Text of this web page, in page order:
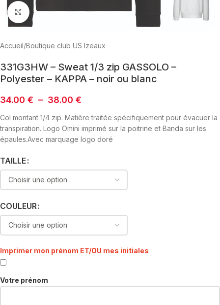
Click to enlarge
Accueil/Boutique club US Izeaux
331G3HW – Sweat 1/3 zip GASSOLO –
Polyester – KAPPA – noir ou blanc
34.00 € – 38.00 €
Col montant 1/4 zip. Matière traitée spécifiquement pour évacuer la
transpiration. Logo Omini imprimé sur la poitrine et Banda sur les
épaules.Avec marquage logo doré
TAILLE
COULEUR
Imprimer mon prénom ET/OU mes initiales
Votre prénom